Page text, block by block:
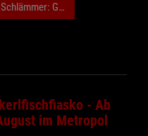
Lücke Generationen-Kino
- Ab
im Metropol